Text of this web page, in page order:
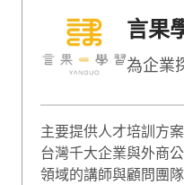
言果
為企業
主要提供人才培訓方
台灣千大企業與外商
領域的講師與顧問團